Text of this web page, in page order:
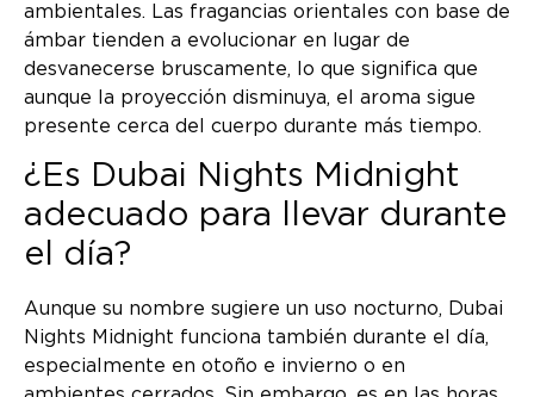
ambientales. Las fragancias orientales con base de
ámbar tienden a evolucionar en lugar de
desvanecerse bruscamente, lo que significa que
aunque la proyección disminuya, el aroma sigue
presente cerca del cuerpo durante más tiempo.
¿Es Dubai Nights Midnight
adecuado para llevar durante
el día?
Aunque su nombre sugiere un uso nocturno, Dubai
Nights Midnight funciona también durante el día,
especialmente en otoño e invierno o en